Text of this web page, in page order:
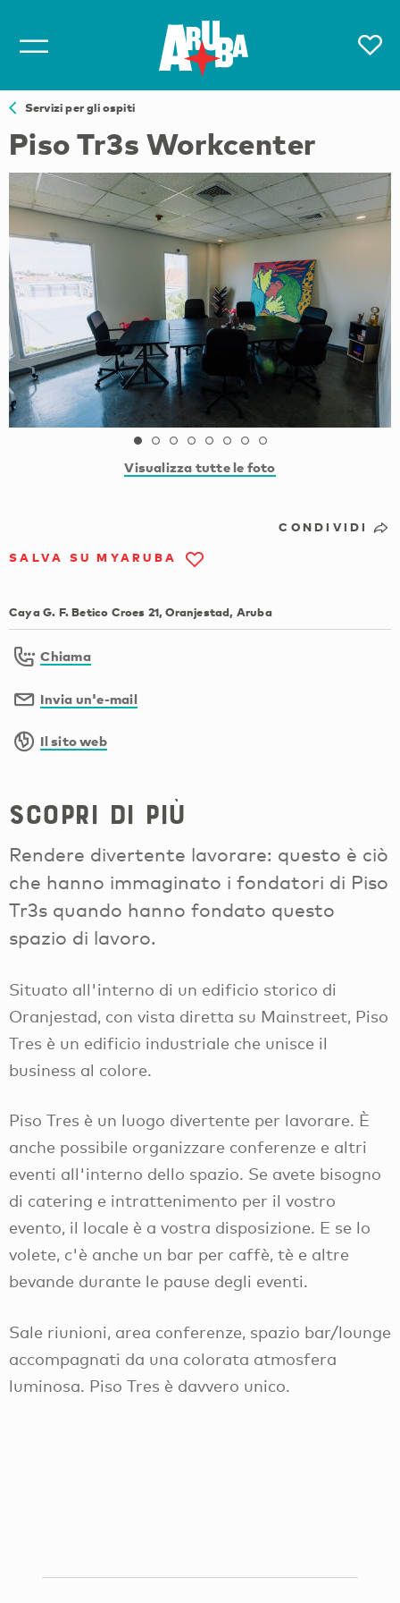
Servizi per gli ospiti
Piso Tr3s Workcenter
Visualizza tutte le foto
CONDIVIDI
SALVA SU MYARUBA
Caya G. F. Betico Croes 21, Oranjestad, Aruba
Chiama
Invia un'e-mail
Il sito web
Scopri di più
Rendere divertente lavorare: questo è ciò
che hanno immaginato i fondatori di Piso
Tr3s quando hanno fondato questo
spazio di lavoro.
Situato all'interno di un edificio storico di
Oranjestad, con vista diretta su Mainstreet, Piso
Tres è un edificio industriale che unisce il
business al colore.
Piso Tres è un luogo divertente per lavorare. È
anche possibile organizzare conferenze e altri
eventi all'interno dello spazio. Se avete bisogno
di catering e intrattenimento per il vostro
evento, il locale è a vostra disposizione. E se lo
volete, c'è anche un bar per caffè, tè e altre
bevande durante le pause degli eventi.
Sale riunioni, area conferenze, spazio bar/lounge
accompagnati da una colorata atmosfera
luminosa. Piso Tres è davvero unico.